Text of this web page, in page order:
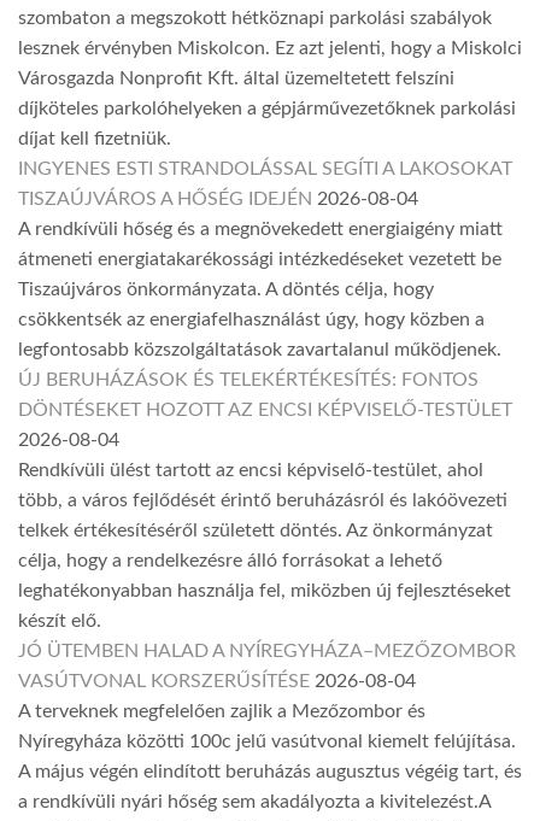
szombaton a megszokott hétköznapi parkolási szabályok
lesznek érvényben Miskolcon. Ez azt jelenti, hogy a Miskolci
Városgazda Nonprofit Kft. által üzemeltetett felszíni
díjköteles parkolóhelyeken a gépjárművezetőknek parkolási
díjat kell fizetniük.
INGYENES ESTI STRANDOLÁSSAL SEGÍTI A LAKOSOKAT
TISZAÚJVÁROS A HŐSÉG IDEJÉN 2026-08-04
A rendkívüli hőség és a megnövekedett energiaigény miatt
átmeneti energiatakarékossági intézkedéseket vezetett be
Tiszaújváros önkormányzata. A döntés célja, hogy
csökkentsék az energiafelhasználást úgy, hogy közben a
legfontosabb közszolgáltatások zavartalanul működjenek.
ÚJ BERUHÁZÁSOK ÉS TELEKÉRTÉKESÍTÉS: FONTOS
DÖNTÉSEKET HOZOTT AZ ENCSI KÉPVISELŐ-TESTÜLET
2026-08-04
Rendkívüli ülést tartott az encsi képviselő-testület, ahol
több, a város fejlődését érintő beruházásról és lakóövezeti
telkek értékesítéséről született döntés. Az önkormányzat
célja, hogy a rendelkezésre álló forrásokat a lehető
leghatékonyabban használja fel, miközben új fejlesztéseket
készít elő.
JÓ ÜTEMBEN HALAD A NYÍREGYHÁZA–MEZŐZOMBOR
VASÚTVONAL KORSZERŰSÍTÉSE 2026-08-04
A terveknek megfelelően zajlik a Mezőzombor és
Nyíregyháza közötti 100c jelű vasútvonal kiemelt felújítása.
A május végén elindított beruházás augusztus végéig tart, és
a rendkívüli nyári hőség sem akadályozta a kivitelezést.A